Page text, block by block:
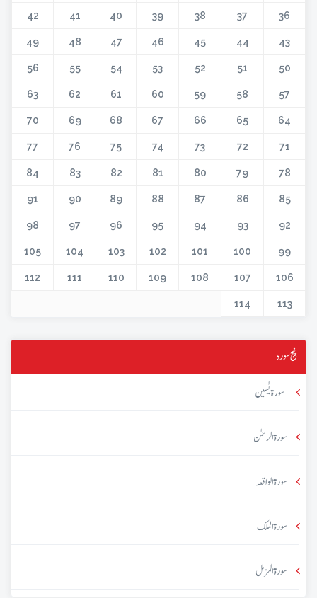
36
37
38
39
40
41
42
43
44
45
46
47
48
49
50
51
52
53
54
55
56
57
58
59
60
61
62
63
64
65
66
67
68
69
70
71
72
73
74
75
76
77
78
79
80
81
82
83
84
85
86
87
88
89
90
91
92
93
94
95
96
97
98
99
100
101
102
103
104
105
106
107
108
109
110
111
112
113
114
پنج سورہ
سورۃ یٰسین
سورۃ الرحمٰن
سورۃ الواقعہ
سورۃ الملک
سورۃ المزمل